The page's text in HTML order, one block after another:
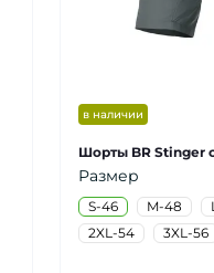
в наличии
Шорты BR Stinger
Размер
S-46 M-48
2XL-54
3XL-56